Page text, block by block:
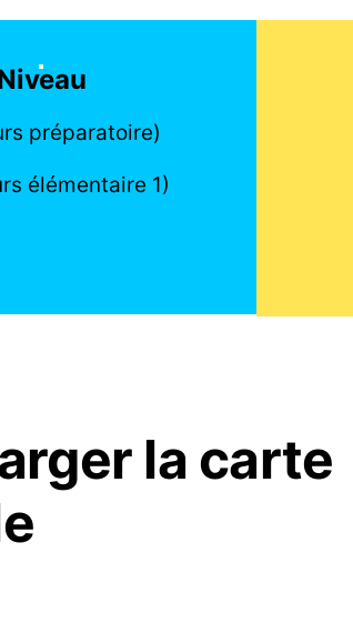
préparatoire)
élémentaire 1)
la carte